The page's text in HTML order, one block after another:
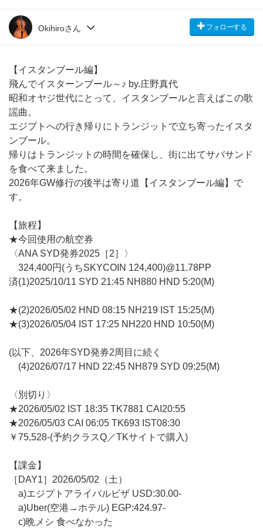
Okihiroさん フォローする
【イスタンブール編】
飛んでイスターンブール～♪ by.庄野真代
昭和オヤジ世代にとって、イスタンブールと言えばこの歌
謡曲。
エジプトへの行き帰りにトランジットで立ち寄ったイスタ
ンブール。
帰りはトランジットの時間を確保し、街に出てサバサンド
を食べて来ました。
2026年GW修行の後半は寄り道【イスタンブール編】で
す。
【旅程】
★今回使用の航空券
〈ANA SYD発券2025［2］〉
324,400円(うちSKYCOIN 124,400)@11.78PP
済(1)2025/10/11 SYD 21:45 NH880 HND 5:20(M)
★(2)2026/05/02 HND 08:15 NH219 IST 15:25(M)
★(3)2026/05/04 IST 17:25 NH220 HND 10:50(M)
(以下、2026年SYD発券2周目に続く
(4)2026/07/17 HND 22:45 NH879 SYD 09:25(M)
〈別切り〉
★2026/05/02 IST 18:35 TK7881 CAI20:55
★2026/05/03 CAI 06:05 TK693 IST08:30
￥75,528-(予約クラスQ／TKサイトで購入)
【課金】
［DAY1］2026/05/02（土）
a)エジプトアライバルビザ USD:30.00-
a)Uber(空港→ホテル) EGP:424.97-
c)晩メシ 食べなかった